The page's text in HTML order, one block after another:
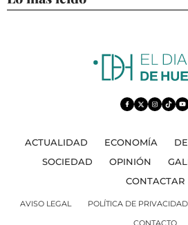
ACTUALIDAD ECONOMÍA
SOCIEDAD
OPINIÓN
CONTACTAR
AVISO LEGAL POLÍTICA DE PRIVACIDAD
CONTACTO